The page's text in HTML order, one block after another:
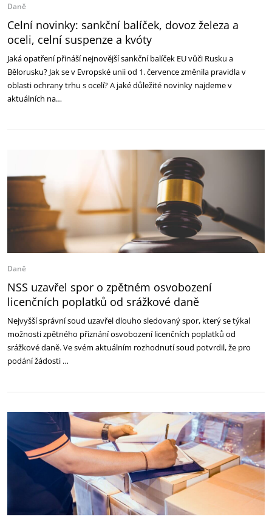
Daně
Celní novinky: sankční balíček, dovoz železa a
oceli, celní suspenze a kvóty
Jaká opatření přináší nejnovější sankční balíček EU vůči Rusku a
Bělorusku? Jak se v Evropské unii od 1. července změnila pravidla v
oblasti ochrany trhu s ocelí? A jaké důležité novinky najdeme v
aktuálních na…
Daně
NSS uzavřel spor o zpětném osvobození
licenčních poplatků od srážkové daně
Nejvyšší správní soud uzavřel dlouho sledovaný spor, který se týkal
možnosti zpětného přiznání osvobození licenčních poplatků od
srážkové daně. Ve svém aktuálním rozhodnutí soud potvrdil, že pro
podání žádosti …